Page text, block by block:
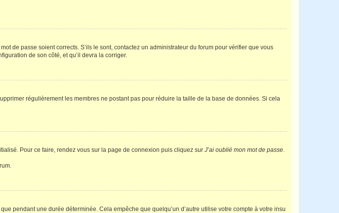
de passe soient corrects. S’ils le sont, contactez un administrateur du forum pour vérifier que vous
de son côté, et qu’il devra la corriger.
régulièrement les membres ne postant pas pour réduire la taille de la base de données. Si cela
Pour ce faire, rendez vous sur la page de connexion puis cliquez sur J’ai oublié mon mot de passe.
pendant une durée déterminée. Cela empêche que quelqu’un d’autre utilise votre compte à votre insu